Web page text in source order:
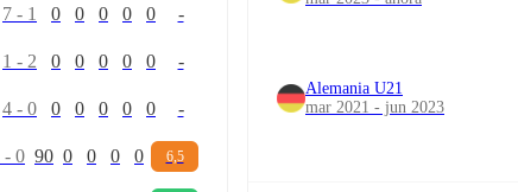
7 - 1 0 0 0 0 0 -
1 - 2 0 0 0 0 0 -
4 - 0 0 0 0 0 0 -
- 0 90 0 0 0 0 6,5
Alemania U21
mar 2021 - jun 2023